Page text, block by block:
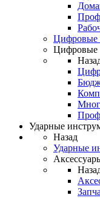
Цифровые
Цифровые
Ударные
Назад
Ударные